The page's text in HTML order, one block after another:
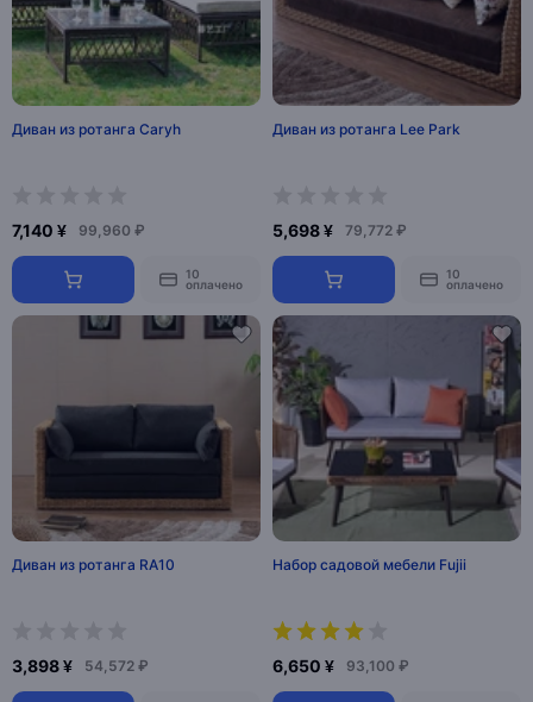
Диван из ротанга Caryh
7,140 ¥ 99,960 ₽
10
оплачено
Диван из ротанга Lee Park
5,698 ¥ 79,772 ₽
10
оплачено
Диван из ротанга RA10
3,898 ¥ 54,572 ₽
Набор садовой мебели Fujii
6,650 ¥ 93,100 ₽